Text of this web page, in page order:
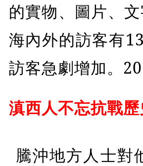
的實物、圖片、
海內外的訪客有
訪客急劇增加。
滇西人不忘抗戰
騰沖地方人士對